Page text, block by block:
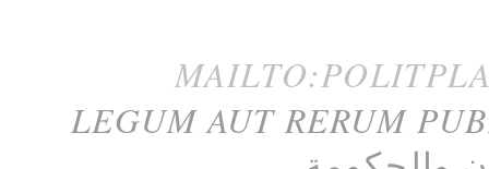
LEGUM AUT RERUM